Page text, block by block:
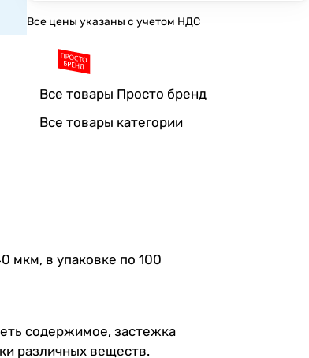
Все цены указаны с учетом НДС
Все товары Просто бренд
Все товары категории
мкм, в упаковке по 100
содержимое, застежка
различных веществ.